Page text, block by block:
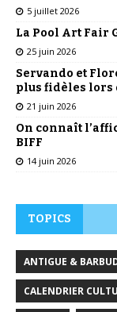
5 juillet 2026
La Pool Art Fair
25 juin 2026
Servando et
plus fidèles lors
21 juin 2026
On connaît
BIFF
14 juin 2026
TOPICS
ANTIGUE &
CALENDRIER